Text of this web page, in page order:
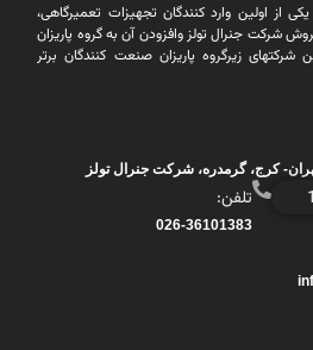
از اولین وارد کنندگان تجهیزات تعمیرگاهی،
شرکت جنرال تولز وافزودن آن به گروه پاریزان
زیرگروه پاریزان صنعت کنندگان برتر
تلفن:
026-36101383